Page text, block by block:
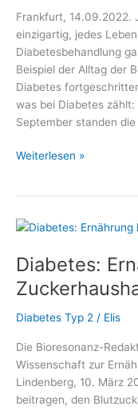
Frankfurt, 14.09.2022.
einzigartig, jedes
Diabetesbehandlung
Beispiel der Alltag der
Diabetes
was bei Diabetes zählt:
September standen
„Wissen
zählt:
unter
7
PLUS“
gibt
auf
viele
Fragen
im
Weiterlesen »
Diabetes:
Diabetes Typ 2 / Elis
Die Bioresonanz-
Wissenschaft zur
Lindenberg, 10. März
beitragen, den